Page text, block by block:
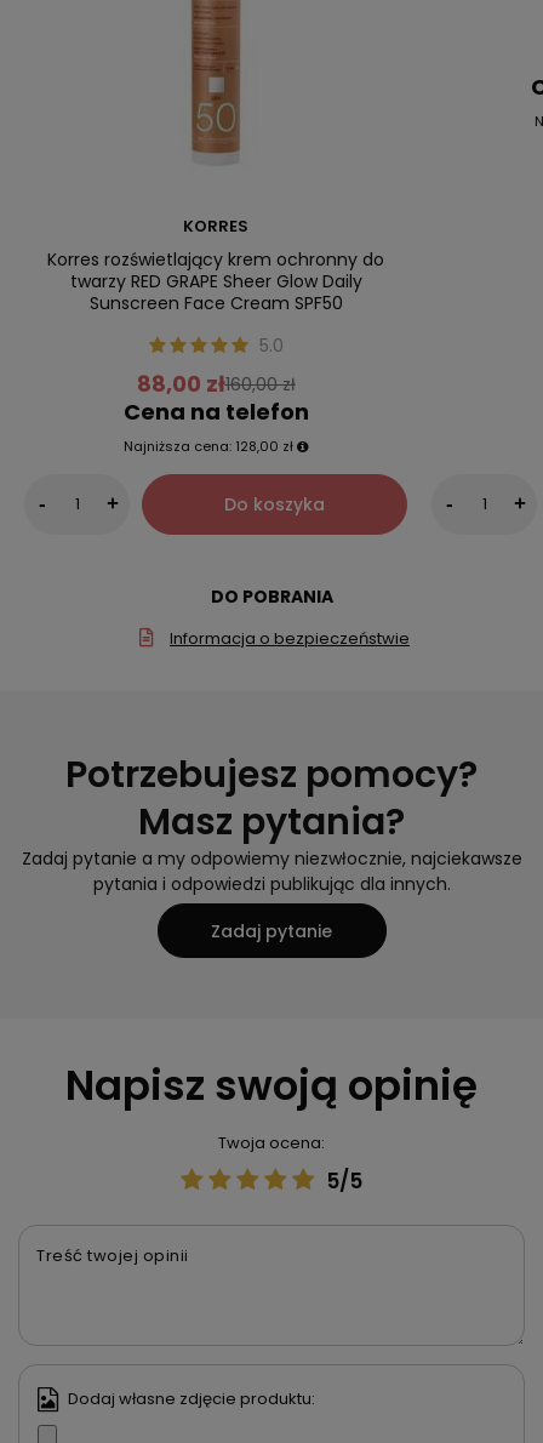
KORRES
Korres rozświetlający krem ochronny do
twarzy RED GRAPE Sheer Glow Daily
Sunscreen Face Cream SPF50
5.0
88,00 zł160,00 zł
Cena na telefon
Najniższa cena: 128,00 zł
- + Do koszyka - +
DO POBRANIA
Informacja o bezpieczeństwie
Potrzebujesz pomocy?
Masz pytania?
Zadaj pytanie a my odpowiemy niezwłocznie, najciekawsze
pytania i odpowiedzi publikując dla innych.
Zadaj pytanie
Napisz swoją opinię
Twoja ocena:
5/5
Treść twojej opinii
Dodaj własne zdjęcie produktu: